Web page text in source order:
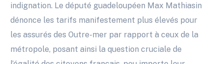
indignation. Le député guadeloupéen Max Mathiasin
dénonce les tarifs manifestement plus élevés pour
les assurés des Outre-mer par rapport à ceux de la
métropole, posant ainsi la question cruciale de